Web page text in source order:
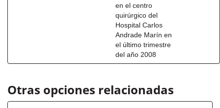
en el centro
quirúrgico del
Hospital Carlos
Andrade Marín en
el último trimestre
del año 2008
Otras opciones relacionadas